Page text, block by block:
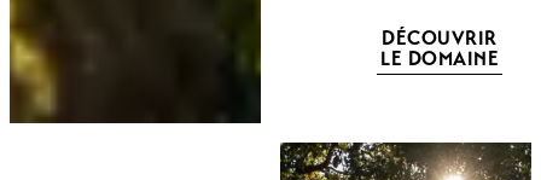
DÉCOUVRIR
LE DOMAINE